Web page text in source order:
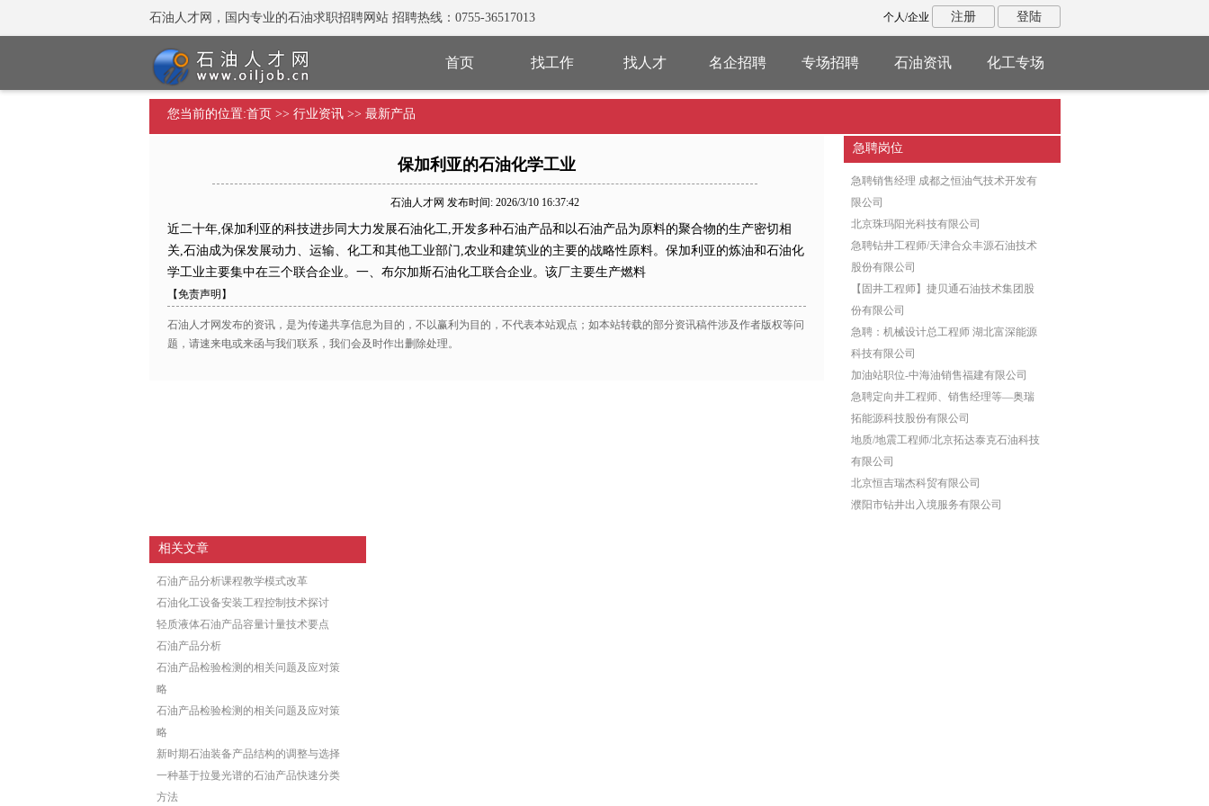
石油人才网，国内专业的石油求职招聘网站 招聘热线：0755-36517013 个人/企业 注册 登陆
首页 找工作 找人才 名企招聘 专场招聘 石油资讯 化工专场
您当前的位置:首页 >> 行业资讯>> 最新产品
保加利亚的石油化学工业
石油人才网 发布时间: 2026/3/10 16:37:42
近二十年,保加利亚的科技进步同大力发展石油化工,开发多种石油产品和以石油产品为原料的聚合物的生产密切相
关,石油成为保发展动力、运输、化工和其他工业部门,农业和建筑业的主要的战略性原料。保加利亚的炼油和石油化
学工业主要集中在三个联合企业。一、布尔加斯石油化工联合企业。该厂主要生产燃料
【免责声明】
石油人才网发布的资讯，是为传递共享信息为目的，不以赢利为目的，不代表本站观点；如本站转载的部分资讯稿件涉及作者版权等问
题，请速来电或来函与我们联系，我们会及时作出删除处理。
急聘岗位
急聘销售经理 成都之恒油气技术开发有
限公司
北京珠玛阳光科技有限公司
急聘钻井工程师/天津合众丰源石油技术
股份有限公司
【固井工程师】捷贝通石油技术集团股
份有限公司
急聘：机械设计总工程师 湖北富深能源
科技有限公司
加油站职位-中海油销售福建有限公司
急聘定向井工程师、销售经理等—奥瑞
拓能源科技股份有限公司
地质/地震工程师/北京拓达泰克石油科技
有限公司
北京恒吉瑞杰科贸有限公司
濮阳市钻井出入境服务有限公司
相关文章
石油产品分析课程教学模式改革
石油化工设备安装工程控制技术探讨
轻质液体石油产品容量计量技术要点
石油产品分析
石油产品检验检测的相关问题及应对策
略
石油产品检验检测的相关问题及应对策
略
新时期石油装备产品结构的调整与选择
一种基于拉曼光谱的石油产品快速分类
方法